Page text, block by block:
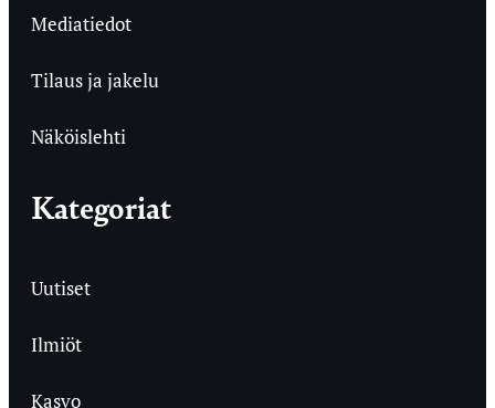
Mediatiedot
Tilaus ja jakelu
Näköislehti
Kategoriat
Uutiset
Ilmiöt
Kasvo